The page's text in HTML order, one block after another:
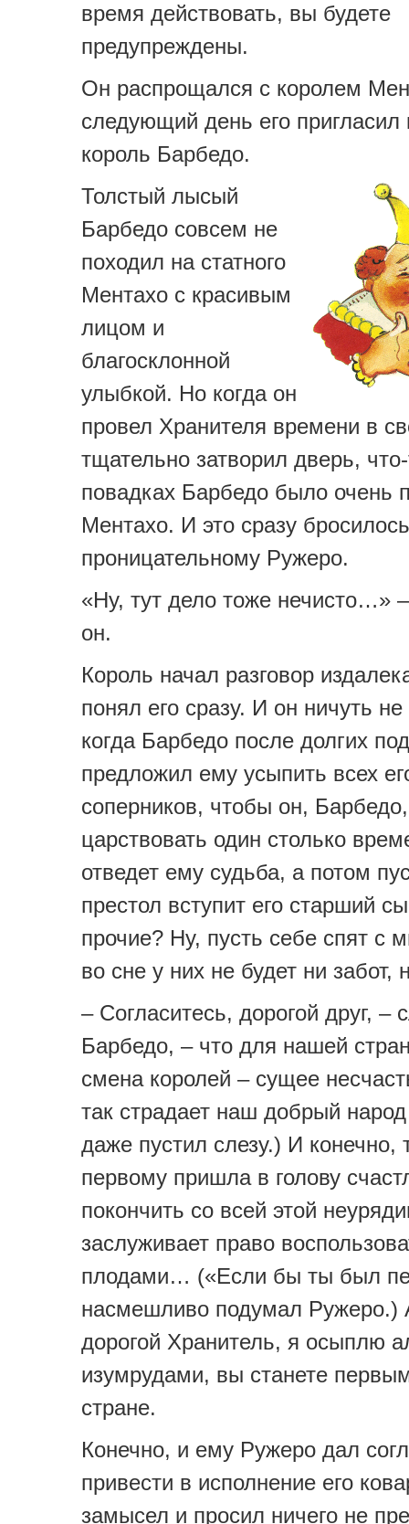
время действовать, вы будете
предупреждены.
Он распрощался с королем
следующий день его пригласил
король Барбедо.
Толстый лысый
Барбедо совсем не
походил на статного
Ментахо с красивым
лицом и
благосклонной
улыбкой. Но когда он
провел Хранителя времени в
тщательно затворил дверь,
повадках Барбедо было очень
Ментахо. И это сразу
проницательному Ружеро.
«Ну, тут дело тоже нечисто…»
он.
Король начал разговор
понял его сразу. И он ничуть
когда Барбедо после долгих
предложил ему усыпить всех
соперников, чтобы он,
царствовать один столько
отведет ему судьба, а потом
престол вступит его старший
прочие? Ну, пусть себе спят с
во сне у них не будет ни забот,
– Согласитесь, дорогой друг, –
Барбедо, – что для нашей
смена королей – сущее
так страдает наш добрый
даже пустил слезу.) И конечно,
первому пришла в голову
покончить со всей этой
заслуживает право
плодами… («Если бы ты был
насмешливо подумал Ружеро.)
дорогой Хранитель, я осыплю
изумрудами, вы станете
стране.
Конечно, и ему Ружеро дал
привести в исполнение его
замысел и просил ничего не